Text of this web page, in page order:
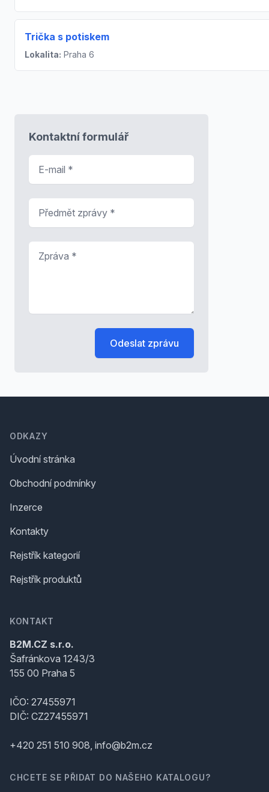
Trička s potiskem
Lokalita: Praha 6
Kontaktní formulář
Odeslat zprávu
ODKAZY
Úvodní stránka
Obchodní podmínky
Inzerce
Kontakty
Rejstřík kategorií
Rejstřík produktů
KONTAKT
B2M.CZ s.r.o.
Šafránkova 1243/3
155 00 Praha 5
IČO: 27455971
DIČ: CZ27455971
+420 251 510 908, info@b2m.cz
CHCETE SE PŘIDAT DO NAŠEHO KATALOGU?